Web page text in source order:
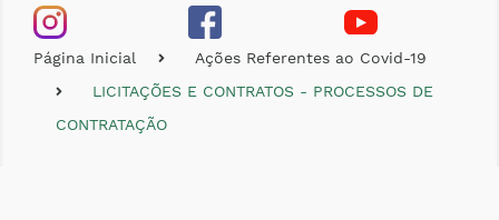
Página Inicial
Ações Referentes ao Covid-19
LICITAÇÕES E CONTRATOS - PROCESSOS DE
CONTRATAÇÃO